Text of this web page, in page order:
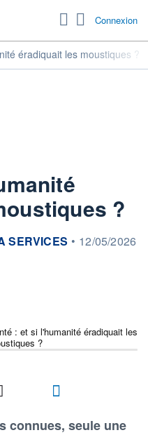
Connexion
éradiquait les moustiques ?
?
SERVICES • 12/05/2026
: et si l'humanité éradiquait les
?
connues, seule une